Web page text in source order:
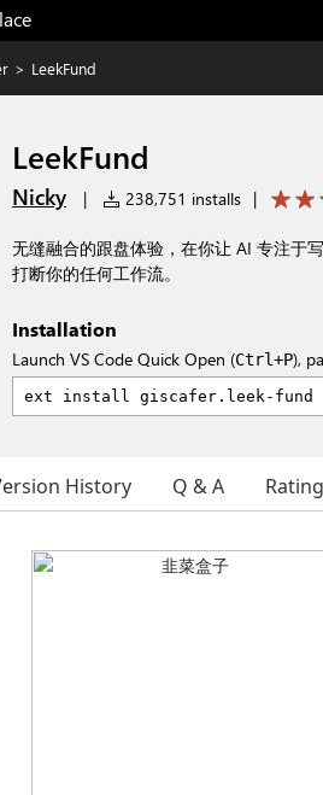
> LeekFund
LeekFund
Nicky | 238,751 installs |
无缝融合的跟盘体验，在你让 AI 专注于
打断你的任何工作流。
Installation
Launch VS Code Quick Open (Ctrl+P),
History Q & A